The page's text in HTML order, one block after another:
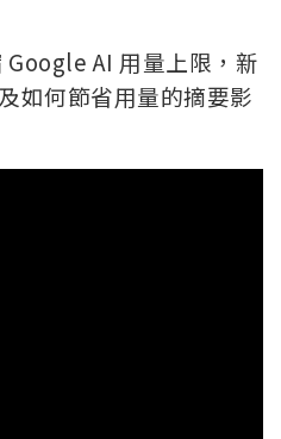
AI 用量上限，新
如何節省用量的摘要影